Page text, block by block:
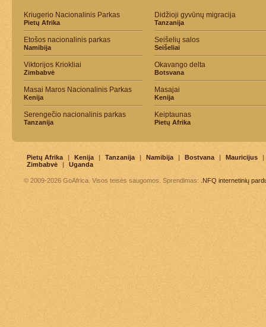
Kriugerio Nacionalinis Parkas
Pietų Afrika
Etošos nacionalinis parkas
Namibija
Viktorijos Kriokliai
Zimbabvė
Masai Maros Nacionalinis Parkas
Kenija
Serengečio nacionalinis parkas
Tanzanija
Didžioji gyvūnų migracija
Tanzanija
Seišelių salos
Seišeliai
Okavango delta
Botsvana
Masajai
Kenija
Keiptaunas
Pietų Afrika
Pietų Afrika | Kenija | Tanzanija | Namibija | Bostvana | Mauricijus
|
Zimbabvė
| Uganda
© 2009-2026 GoAfrica. Visos teisės saugomos. Sprendimas: .NFQ internetinių